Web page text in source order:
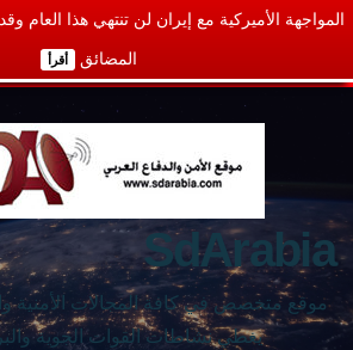
المواجهة الأميركية مع إيران لن تنتهي هذا العام
المضائق أقرأ
SdArabia
موقع متخصص في كافة المجالات الأمنية
يغطي نشاطات القوات الجوية